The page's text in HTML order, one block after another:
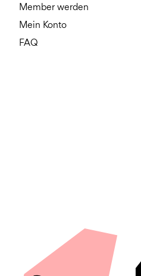
Member werden
Mein Konto
FAQ